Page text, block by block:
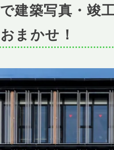
建築写真・竣
まかせ！